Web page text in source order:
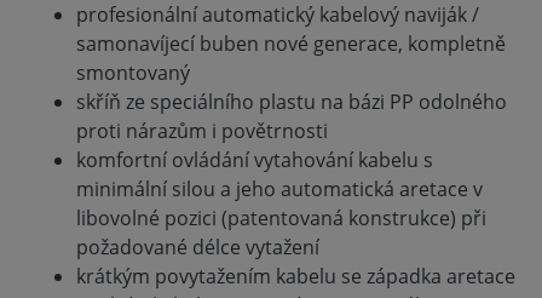
profesionální automatický kabelový naviják /
samonavíjecí buben nové generace, kompletně
smontovaný
skříň ze speciálního plastu na bázi PP odolného
proti nárazům i povětrnosti
komfortní ovládání vytahování kabelu s
minimální silou a jeho automatická aretace v
libovolné pozici (patentovaná konstrukce) při
požadované délce vytažení
krátkým povytažením kabelu se západka aretace